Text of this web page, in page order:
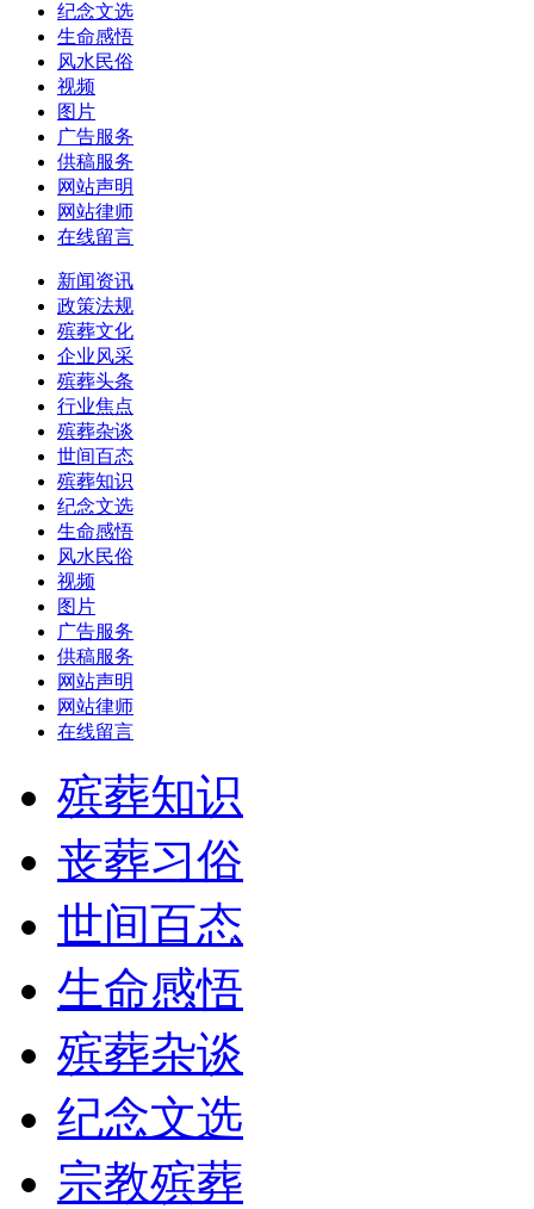
纪念文选
生命感悟
风水民俗
视频
图片
广告服务
供稿服务
网站声明
网站律师
在线留言
新闻资讯
政策法规
殡葬文化
企业风采
殡葬头条
行业焦点
殡葬杂谈
世间百态
殡葬知识
纪念文选
生命感悟
风水民俗
视频
图片
广告服务
供稿服务
网站声明
网站律师
在线留言
殡葬知识
丧葬习俗
世间百态
生命感悟
殡葬杂谈
纪念文选
宗教殡葬